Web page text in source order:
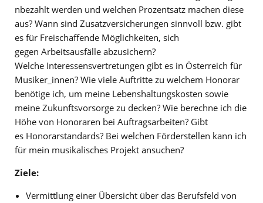
nbezahlt werden und welchen Prozentsatz machen diese
aus? Wann sind Zusatzversicherungen sinnvoll bzw. gibt
es für Freischaffende Möglichkeiten, sich
gegen Arbeitsausfälle abzusichern?
Welche Interessensvertretungen gibt es in Österreich für
Musiker_innen? Wie viele Auftritte zu welchem Honorar
benötige ich, um meine Lebenshaltungskosten sowie
meine Zukunftsvorsorge zu decken? Wie berechne ich die
Höhe von Honoraren bei Auftragsarbeiten? Gibt
es Honorarstandards? Bei welchen Förderstellen kann ich
für mein musikalisches Projekt ansuchen?
Ziele:
Vermittlung einer Übersicht über das Berufsfeld von